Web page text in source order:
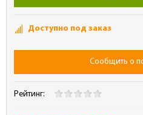
Доступно под заказ
Сообщить о
Рейтинг: